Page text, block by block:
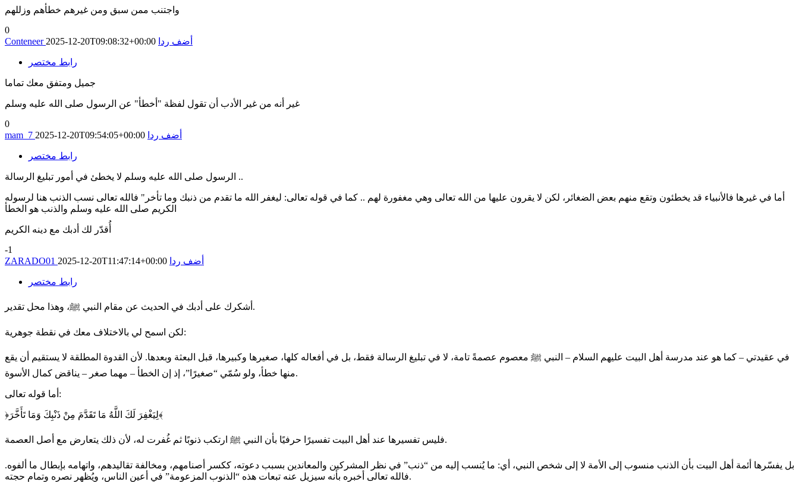
0
Conteneer 2025-12-20T09:08:32+00:00 أضف ردا
رابط مختصر
جميل ومتفق معك تماما
غير أنه من غير الأدب أن تقول لفظة "أخطأ" عن الرسول صلى الله عليه وسلم
0
mam_7 2025-12-20T09:54:05+00:00 أضف ردا
رابط مختصر
الرسول صلى الله عليه وسلم لا يخطئ في أمور تبليغ الرسالة ..
أما في غيرها فالأنبياء قد يخطئون وتقع منهم بعض الضغائر، لكن لا يقرون عليها من الله تعالى وهي مغفورة لهم .. كما في قوله تعالى: ليغفر الله ما تقدم من ذنبك وما تأخر" فالله تعالى نسب الذنب هنا لرسوله
الكريم صلى الله عليه وسلم والذنب هو الخطأ
أُقدّر لك أدبك مع دينه الكريم
-1
ZARADO01 2025-12-20T11:47:14+00:00 أضف ردا
رابط مختصر
أشكرك على أدبك في الحديث عن مقام النبي ﷺ، وهذا محل تقدير.
لكن اسمح لي بالاختلاف معك في نقطة جوهرية:
في عقيدتي – كما هو عند مدرسة أهل البيت عليهم السلام – النبي ﷺ معصوم عصمةً تامة، لا في تبليغ الرسالة فقط، بل في أفعاله كلها، صغيرها وكبيرها، قبل البعثة وبعدها. لأن القدوة المطلقة لا يستقيم أن يقع
منها خطأ، ولو سُمّي “صغيرًا”، إذ إن الخطأ – مهما صغر – يناقض كمال الأسوة.
أما قوله تعالى:
﴿لِيَغْفِرَ لَكَ اللَّهُ مَا تَقَدَّمَ مِنْ ذَنْبِكَ وَمَا تَأَخَّرَ﴾
فليس تفسيرها عند أهل البيت تفسيرًا حرفيًا بأن النبي ﷺ ارتكب ذنوبًا ثم غُفرت له، لأن ذلك يتعارض مع أصل العصمة.
بل يفسّرها أئمة أهل البيت بأن الذنب منسوب إلى الأمة لا إلى شخص النبي، أي: ما يُنسب إليه من “ذنب” في نظر المشركين والمعاندين بسبب دعوته، ككسر أصنامهم، ومخالفة تقاليدهم، واتهامه بإبطال ما ألفوه.
فالله تعالى أخبره بأنه سيزيل عنه تبعات هذه “الذنوب المزعومة” في أعين الناس، ويُظهر نصره وتمام حجته.